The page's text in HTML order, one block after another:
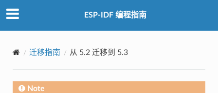
ESP-IDF 编程指南
迁移指南 从 5.2 迁移到 5.3
Note